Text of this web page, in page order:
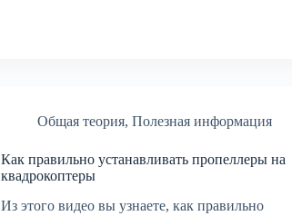
Общая теория,Полезная информация
Как правильно устанавливать пропеллеры на
квадрокоптеры
Из этого видео вы узнаете, как правильно